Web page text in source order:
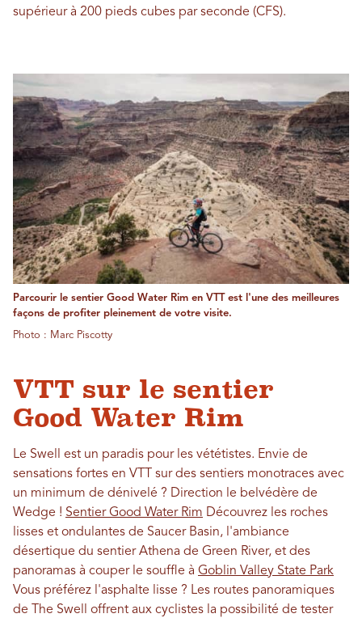
supérieur à 200 pieds cubes par seconde (CFS).
Parcourir le sentier Good Water Rim en VTT est l'une des meilleures
façons de profiter pleinement de votre visite.
Photo : Marc Piscotty
VTT sur le sentier
Good Water Rim
Le Swell est un paradis pour les vététistes. Envie de
sensations fortes en VTT sur des sentiers monotraces avec
un minimum de dénivelé ? Direction le belvédère de
Wedge ! Sentier Good Water Rim Découvrez les roches
lisses et ondulantes de Saucer Basin, l'ambiance
désertique du sentier Athena de Green River, et des
panoramas à couper le souffle à Goblin Valley State Park
Vous préférez l'asphalte lisse ? Les routes panoramiques
de The Swell offrent aux cyclistes la possibilité de tester